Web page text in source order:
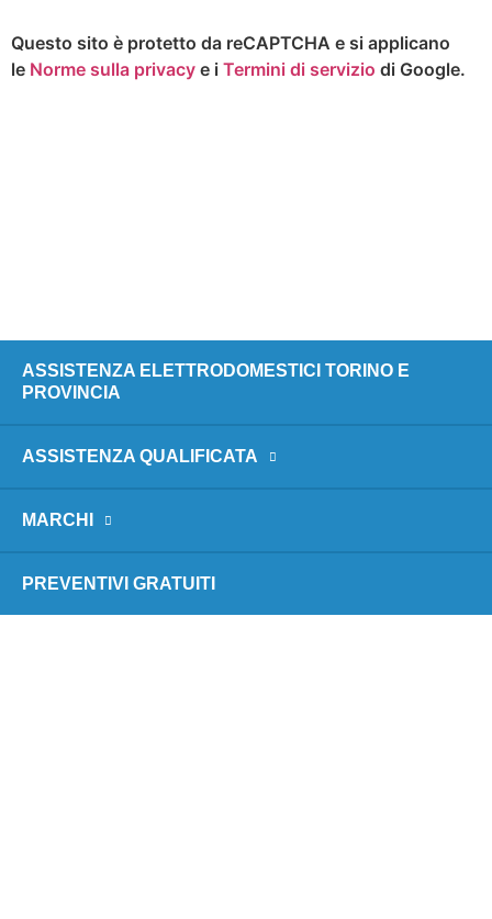
Questo sito è protetto da reCAPTCHA e si applicano
le Norme sulla privacy e i Termini di servizio di Google.
ASSISTENZA ELETTRODOMESTICI TORINO E
PROVINCIA
ASSISTENZA QUALIFICATA
MARCHI
PREVENTIVI GRATUITI